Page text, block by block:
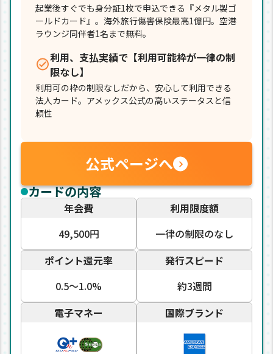
起業後すぐでも身分証1枚で申込できる『メタル製ゴ
ールドカード』。海外旅行傷害保険最高1億円。空港
ラウンジ同伴者1名まで無料。
利用、支払実績で【利用可能枠が一律の制
限なし】
利用可の枠の制限なしだから、安心して利用できる
法人カード。アメックス公式の高いステータスと信
頼性
公式ページへ
カードの内容
年会費
49,500円
利用限度額
一律の制限のなし
ポイント還元率
0.5〜1.0%
発行スピード
約3週間
電子マネー
国際ブランド